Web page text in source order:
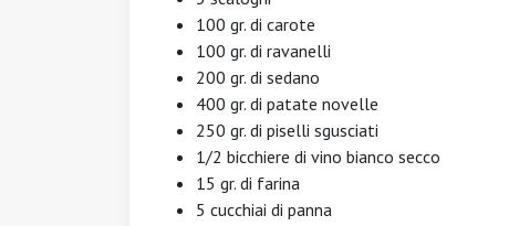
100 gr. di carote
100 gr. di ravanelli
200 gr. di sedano
400 gr. di patate novelle
250 gr. di piselli sgusciati
1/2 bicchiere di vino bianco secco
15 gr. di farina
5 cucchiai di panna